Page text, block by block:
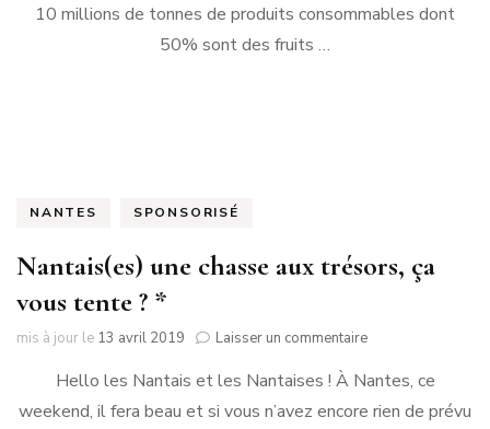
10 millions de tonnes de produits consommables dont
50% sont des fruits …
NANTES SPONSORISÉ
Nantais(es) une chasse aux trésors, ça
vous tente ? *
mis à jour le 13 avril 2019 Laisser un commentairesur
une
chasse
Hello les Nantais et les Nantaises ! À Nantes, ce
weekend, il fera beau et si vous n’avez encore rien de prévu